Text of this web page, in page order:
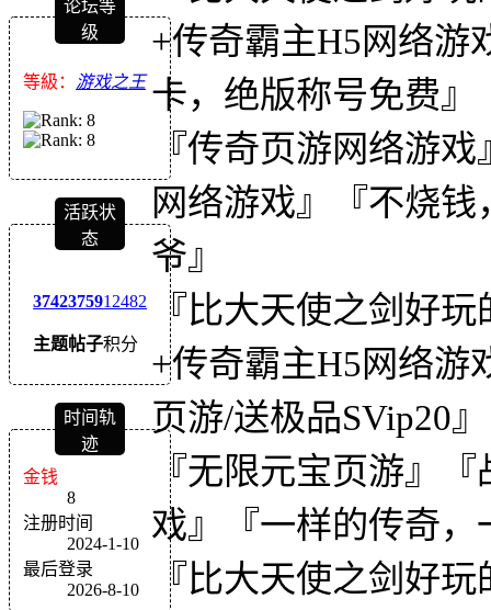
论坛等
级
等級： 游戏之王
活跃状
态
3742
主题
3759
帖子
12482
积分
时间轨
迹
金钱
8
注册时间
2024-1-10
最后登录
2026-8-10
+传奇霸主H5网络游
卡，绝版称号免费』
『传奇页游网络游
网络游戏』『不烧
爷』
『比大天使之剑好
+传奇霸主H5网络游
页游/送极品SVip20』
『无限元宝页游』
戏』『一样的传奇
『比大天使之剑好